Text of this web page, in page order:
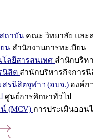
ถาบัน คณะ วิทยาลัย และ
น สำนักงานการทะเบียน
ลยีสารสนเทศ สำนักบริห
นิสิต สำนักบริหารกิจการนิ
รนิสิตจุฬาฯ (อบจ.) องค์ก
ศูนย์การศึกษาทั่วไป
(MCV) การประเมินออน